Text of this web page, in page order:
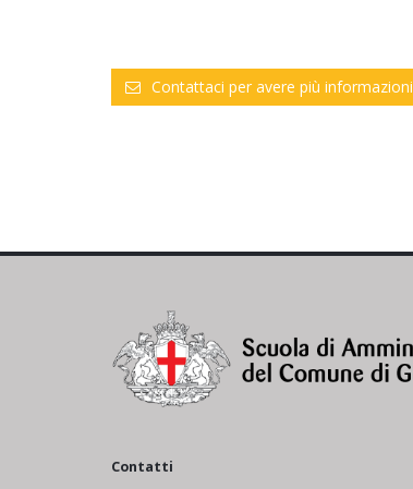
Contattaci per avere più informazioni
Contatti